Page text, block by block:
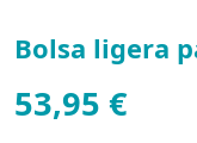
Bolsa ligera
53,95 €